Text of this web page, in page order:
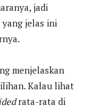
jadi
jelas ini
menjelaskan
Kalau lihat
rata-rata di